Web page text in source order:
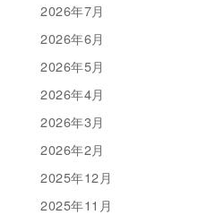
2026年7月
2026年6月
2026年5月
2026年4月
2026年3月
2026年2月
2025年12月
2025年11月